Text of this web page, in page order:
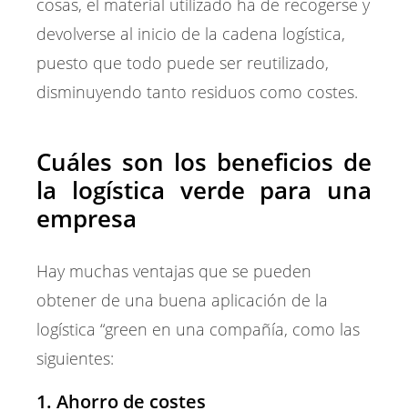
cosas, el material utilizado ha de recogerse y
devolverse al inicio de la cadena logística,
puesto que todo puede ser reutilizado,
disminuyendo tanto residuos como costes.
Cuáles son los beneficios de
la logística verde para una
empresa
Hay muchas ventajas que se pueden
obtener de una buena aplicación de la
logística “green en una compañía, como las
siguientes:
1. Ahorro de costes